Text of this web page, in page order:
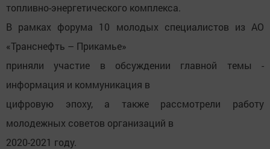
топливно-энергетического комплекса.
В рамках форума 10 молодых специалистов из АО
«Транснефть – Прикамье»
приняли участие в обсуждении главной темы -
информация и коммуникация в
цифровую эпоху, а также рассмотрели работу
молодежных советов организаций в
2020-2021 году.